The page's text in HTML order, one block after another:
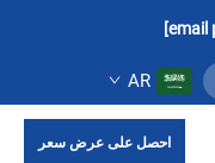
AR
احصل على عرض سعر